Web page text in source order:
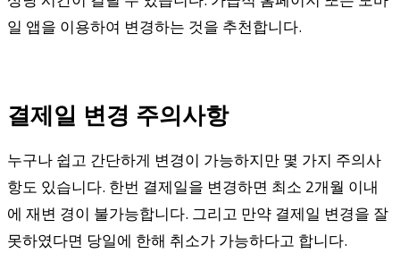
일 앱을 이용하여 변경하는 것을 추천합니다.
결제일 변경 주의사항
누구나 쉽고 간단하게 변경이 가능하지만 몇 가지 주의사
항도 있습니다. 한번 결제일을 변경하면 최소 2개월 이내
에 재변 경이 불가능합니다. 그리고 만약 결제일 변경을 잘
못하였다면 당일에 한해 취소가 가능하다고 합니다.